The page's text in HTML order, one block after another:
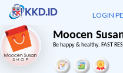
LOGIN
Moocen
Be happy & healthy. FAST